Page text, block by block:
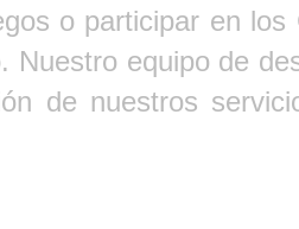
o participar en
Nuestro equipo de
de nuestros